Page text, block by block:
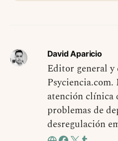
David Aparicio
Editor general
atención clínica
problemas de
desregulación